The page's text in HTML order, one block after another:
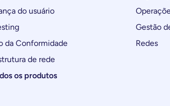
do usuário
da Conformidade
de rede
os produtos
Gestão
Redes